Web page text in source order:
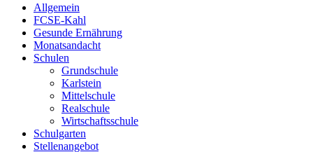
Allgemein
FCSE-Kahl
Gesunde Ernährung
Monatsandacht
Schulen
Grundschule
Karlstein
Mittelschule
Realschule
Wirtschaftsschule
Schulgarten
Stellenangebot